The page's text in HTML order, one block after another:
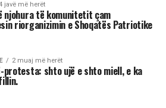
i Ramës
unë do isha
kisha pushtetin e tij